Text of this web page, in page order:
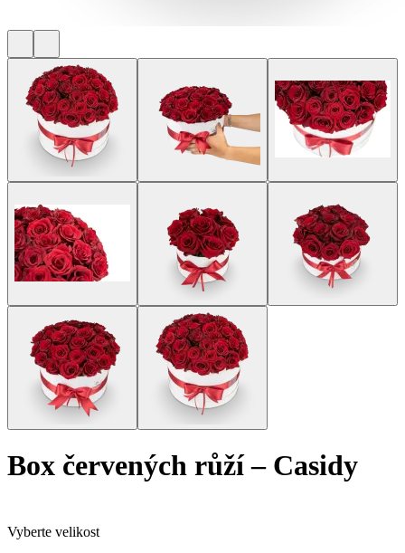
Box červených růží– Casidy
Vyberte velikost